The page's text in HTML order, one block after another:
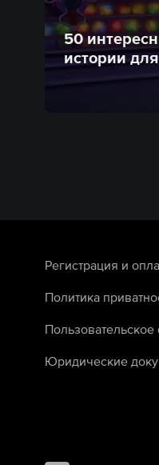
50
истории
Регистрация и
Политика
Юридические